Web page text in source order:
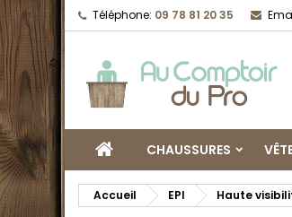
Téléphone: 09 78 81 20 35
CHAUSSURES
Accueil EPI Haute